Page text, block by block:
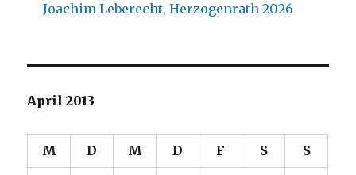
Joachim Leberecht, Herzogenrath 2026
April 2013
M D M D F S S